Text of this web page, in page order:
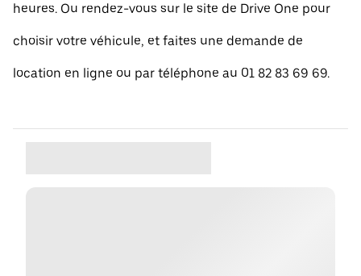
heures. Ou rendez-vous sur le site de Drive One pour
choisir votre véhicule, et faites une demande de
location en ligne ou par téléphone au 01 82 83 69 69.